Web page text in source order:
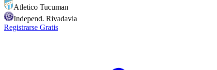
Atletico Tucuman
Independ. Rivadavia
Registrarse Gratis